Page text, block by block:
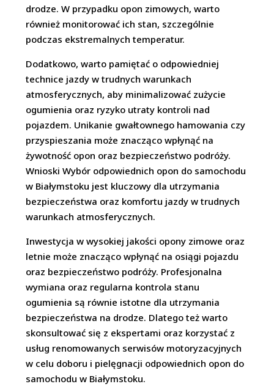
drodze. W przypadku opon zimowych, warto
również monitorować ich stan, szczególnie
podczas ekstremalnych temperatur.
Dodatkowo, warto pamiętać o odpowiedniej
technice jazdy w trudnych warunkach
atmosferycznych, aby minimalizować zużycie
ogumienia oraz ryzyko utraty kontroli nad
pojazdem. Unikanie gwałtownego hamowania czy
przyspieszania może znacząco wpłynąć na
żywotność opon oraz bezpieczeństwo podróży.
Wnioski Wybór odpowiednich opon do samochodu
w Białymstoku jest kluczowy dla utrzymania
bezpieczeństwa oraz komfortu jazdy w trudnych
warunkach atmosferycznych.
Inwestycja w wysokiej jakości opony zimowe oraz
letnie może znacząco wpłynąć na osiągi pojazdu
oraz bezpieczeństwo podróży. Profesjonalna
wymiana oraz regularna kontrola stanu
ogumienia są równie istotne dla utrzymania
bezpieczeństwa na drodze. Dlatego też warto
skonsultować się z ekspertami oraz korzystać z
usług renomowanych serwisów motoryzacyjnych
w celu doboru i pielęgnacji odpowiednich opon do
samochodu w Białymstoku.